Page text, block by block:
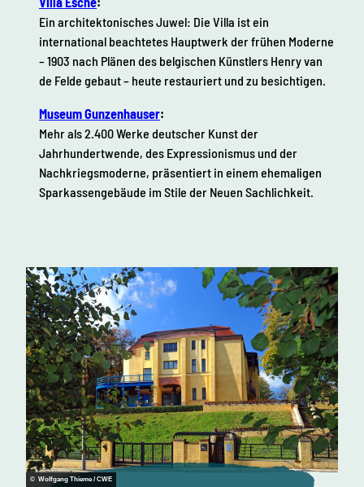
Ein architektonisches Juwel: Die Villa ist ein
international beachtetes Hauptwerk der frühen Moderne
– 1903 nach Plänen des belgischen Künstlers Henry van
de Felde gebaut – heute restauriert und zu besichtigen.
Museum Gunzenhauser:
Mehr als 2.400 Werke deutscher Kunst der
Jahrhundertwende, des Expressionismus und der
Nachkriegsmoderne, präsentiert in einem ehemaligen
Sparkassengebäude im Stile der Neuen Sachlichkeit.
© Wolfgang Thieme / CWE